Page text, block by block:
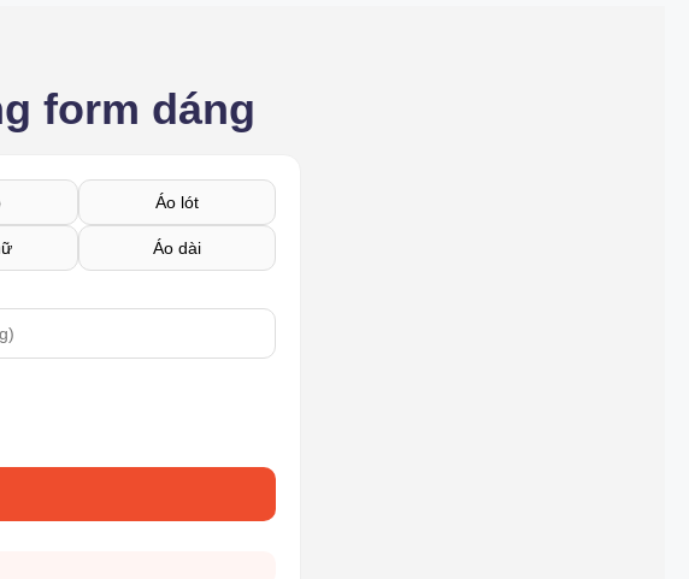
form dáng
Áo lót
Áo dài